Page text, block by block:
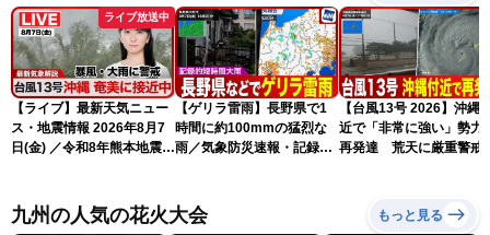
ライブ放送中
【ライブ】最新天気ニュー
ス・地震情報 2026年8月7
日(金) ／令和8年熊本地震情
ーン・駒木結衣／内藤邦
裕〉
【ゲリラ雷雨】長野県で1
時間に約100mmの猛烈な
雨／気象防災速報・記録的
【台風13号 2026】沖縄
近で「非常に強い」勢力
再発達 荒天に厳重警戒
九州の人気の花火大会 もっと見る